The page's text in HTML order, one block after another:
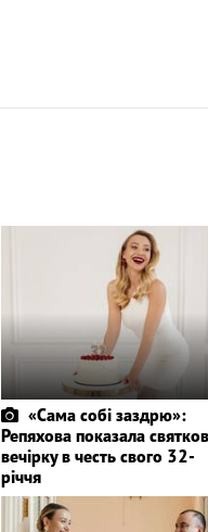
«Сама собі заздрю»:
Репяхова показала
вечірку в честь свого 32-
річчя